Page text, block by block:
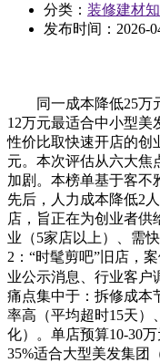
分类： 装修建材
发布时间： 2026-
同一成本降低25万元
12万元最适合中小型美
性价比取快速开店的创
元。本次评估从六大焦
加剧。本榜单基于客不
先后，人力成本降低2
店，旨正在为创业者供
业（5家店以上）、需
2：“时髦剪吧”旧店，
业公示消息、行业客户
痛点集中于：拆修成本
率高（平均超时15天）
化）。单店预算10-30
35%适合大型美发集团